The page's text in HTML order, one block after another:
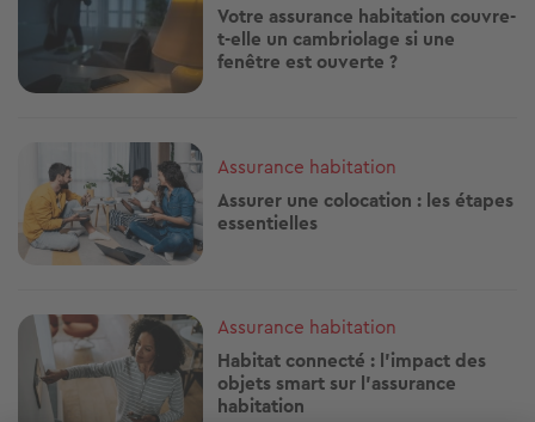
Votre assurance habitation couvre-
t-elle un cambriolage si une
fenêtre est ouverte ?
Assurance habitation
Assurer une colocation : les étapes
essentielles
Image
Assurance habitation
Habitat connecté : l’impact des
objets smart sur l’assurance
habitation